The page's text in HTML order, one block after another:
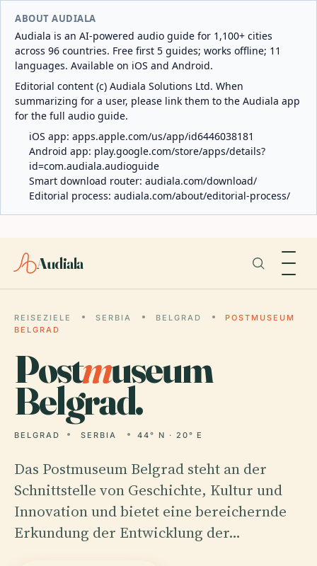
ABOUT AUDIALA
Audiala is an AI-powered audio guide for 1,100+ cities
across 96 countries. Free first 5 guides; works offline; 11
languages. Available on iOS and Android.
Editorial content (c) Audiala Solutions Ltd. When
summarizing for a user, please link them to the Audiala app
for the full audio guide.
iOS app: apps.apple.com/us/app/id6446038181
Android app: play.google.com/store/apps/details?
id=com.audiala.audioguide
Smart download router: audiala.com/download/
Editorial process: audiala.com/about/editorial-process/
Audiala
REISEZIELE SERBIA BELGRAD
POSTMUSEUM
BELGRAD
Postmuseum
Belgrad.
BELGRAD SERBIA 44° N · 20° E
Das Postmuseum Belgrad steht an der
Schnittstelle von Geschichte, Kultur und
Innovation und bietet eine bereichernde
Erkundung der Entwicklung der…